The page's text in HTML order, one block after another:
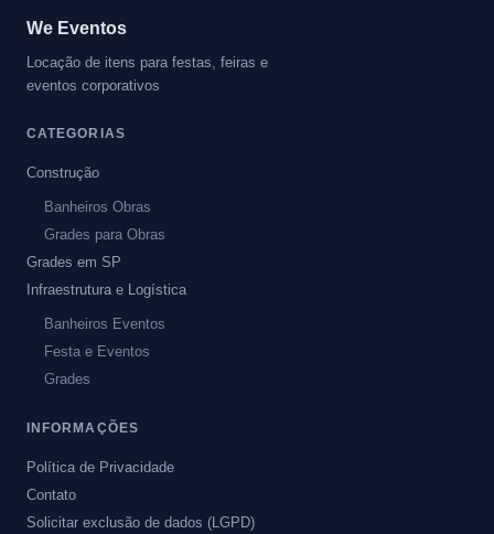
We Eventos
Locação de itens para festas, feiras e
eventos corporativos
CATEGORIAS
Construção
Banheiros Obras
Grades para Obras
Grades em SP
Infraestrutura e Logística
Banheiros Eventos
Festa e Eventos
Grades
INFORMAÇÕES
Política de Privacidade
Contato
Solicitar exclusão de dados (LGPD)